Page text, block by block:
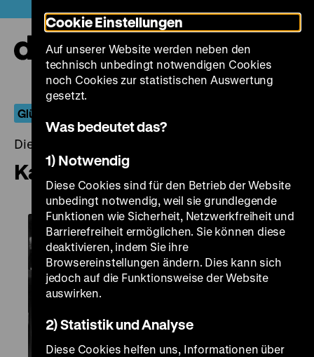
zum
Seiteninhalt
springen
Glück auf!
Dienstag, 29. August 2023, 19.00 Uhr
Kameradschaft
Cookie Einstellungen
Auf unserer Website werden neben den
technisch unbedingt notwendigen Cookies
noch Cookies zur statistischen Auswertung
gesetzt.
Was bedeutet das?
1) Notwendig
Diese Cookies sind für den Betrieb der Website
unbedingt notwendig, weil sie grundlegende
Funktionen wie Sicherheit, Netzwerkfreiheit und
Barrierefreiheit ermöglichen. Sie können diese
deaktivieren, indem Sie ihre
Browsereinstellungen ändern. Dies kann sich
jedoch auf die Funktionsweise der Website
auswirken.
2) Statistik und Analyse
Diese Cookies helfen uns, Informationen über